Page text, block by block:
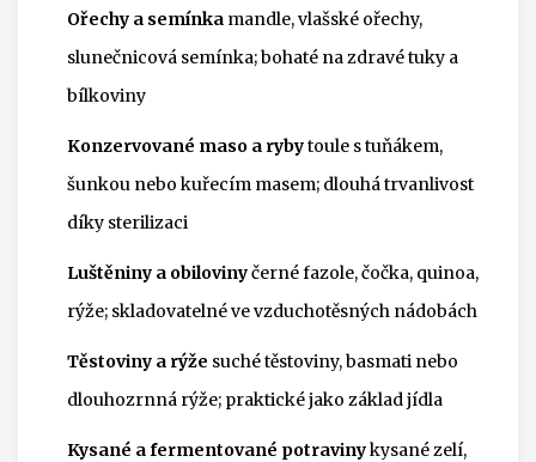
Ořechy a semínka mandle, vlašské ořechy,
slunečnicová semínka; bohaté na zdravé tuky a
bílkoviny
Konzervované maso a rybytoule s tuňákem,
šunkou nebo kuřecím masem; dlouhá trvanlivost
díky sterilizaci
Luštěniny a obilovinyčerné fazole, čočka, quinoa,
rýže; skladovatelné ve vzduchotěsných nádobách
Těstoviny a rýže suché těstoviny, basmati nebo
dlouhozrnná rýže; praktické jako základ jídla
Kysané a fermentované potravinykysané zelí,